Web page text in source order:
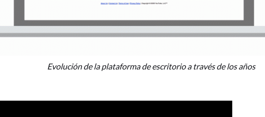
Evolución de la plataforma de escritorio a través de los años